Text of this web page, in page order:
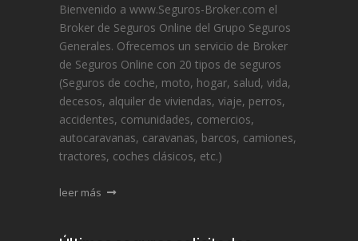
Bienvenido a www.Seguros-Broker.com el
Broker de Seguros Online del Grupo Seguros
Generales. Ofrecemos un servicio de Broker
de Seguros Online con 20 tipos de seguros
(Seguros de coche, moto, hogar, salud, vida,
decesos, alquiler de viviendas, viaje, perros,
accidentes, comunidades, comercios,
autocaravanas, caravanas, barcos, camiones,
tractores, coches clásicos, etc.)
leer más